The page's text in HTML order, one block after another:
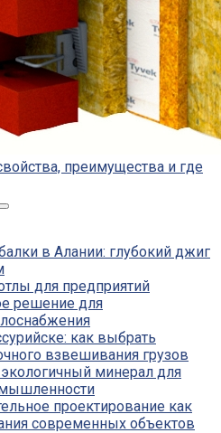
преимущества и где
в Алании: глубокий джиг
для предприятий
решение для
как выбрать
взвешивания грузов
минерал для
проектирование как
современных объектов